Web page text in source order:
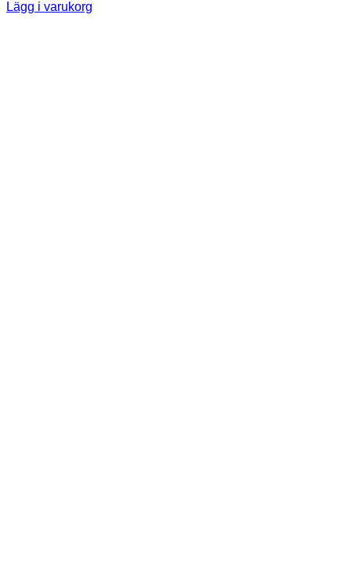
Lägg i varukorg